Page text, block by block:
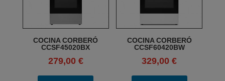
COCINA CORBERÓ
CCSF45020BX
279,00 €
COCINA CORBERÓ
CCSF60420BW
329,00€